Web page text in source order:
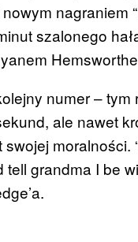
nagraniem
szalonego
numer –
ale nawet
moralności.
tell grandma I be